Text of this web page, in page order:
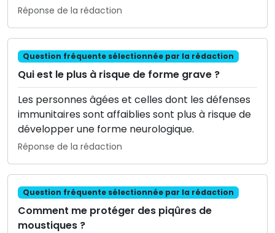
Réponse de la rédaction
Question fréquente sélectionnée par la rédaction
Qui est le plus à risque de forme grave ?
Les personnes âgées et celles dont les défenses
immunitaires sont affaiblies sont plus à risque de
développer une forme neurologique.
Réponse de la rédaction
Question fréquente sélectionnée par la rédaction
Comment me protéger des piqûres de
moustiques ?